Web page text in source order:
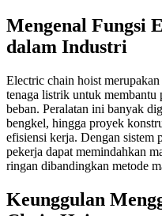
Mengenal Fungsi
dalam Industri
Electric chain hoist
tenaga listrik untuk membantu
beban. Peralatan ini banyak
bengkel, hingga proyek
efisiensi kerja. Dengan sistem
pekerja dapat memindahkan
ringan dibandingkan metode
Keunggulan